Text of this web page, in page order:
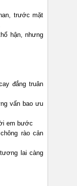
trước mặt
hận, nhưng
đắng truân
vấn bao ưu
em bước
rào cản
lai càng